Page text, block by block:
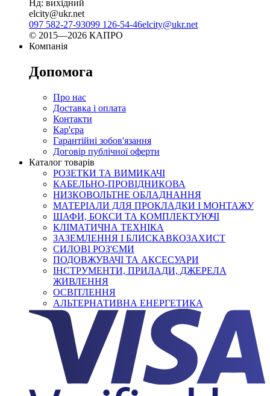
Нд: вихідний
elcity@ukr.net
097 582-27-93099 126-54-46elcity@ukr.net
© 2015—2026 КАПРО
Компанія
Допомога
Про нас
Доставка і оплата
Контакти
Кар'єра
Гарантійні зобов'язання
Договір публічної оферти
Каталог товарів
РОЗЕТКИ ТА ВИМИКАЧІ
КАБЕЛЬНО-ПРОВІДНИКОВА
НИЗКОВОЛЬТНЕ ОБЛАДНАННЯ
МАТЕРІАЛИ ДЛЯ ПРОКЛАДКИ І МОНТАЖУ
ШАФИ, БОКСИ ТА КОМПЛЕКТУЮЧІ
КЛІМАТИЧНА ТЕХНІКА
ЗАЗЕМЛЕННЯ І БЛИСКАВКОЗАХИСТ
СИЛОВІ РОЗ'ЄМИ
ПОДОВЖУВАЧІ ТА АКСЕСУАРИ
ІНСТРУМЕНТИ, ПРИЛАДИ, ДЖЕРЕЛА
ЖИВЛЕННЯ
ОСВІТЛЕННЯ
АЛЬТЕРНАТИВНА ЕНЕРГЕТИКА